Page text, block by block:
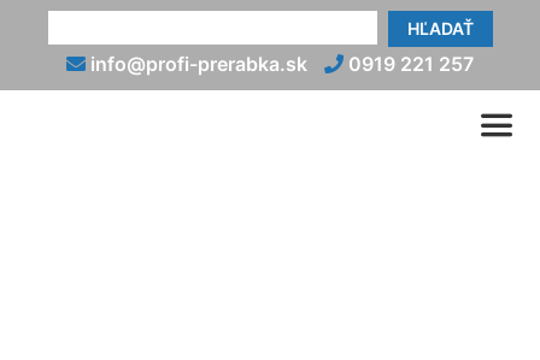
HĽADAŤ
info@profi-prerabka.sk 0919 221 257